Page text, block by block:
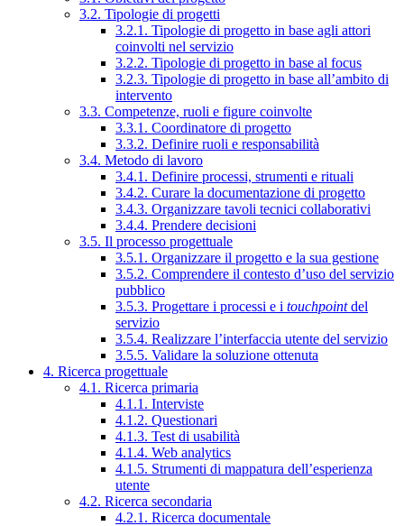
3.2. Tipologie di progetti
3.2.1. Tipologie di progetto in base agli attori
coinvolti nel servizio
3.2.2. Tipologie di progetto in base al focus
3.2.3. Tipologie di progetto in base all’ambito di
intervento
3.3. Competenze, ruoli e figure coinvolte
3.3.1. Coordinatore di progetto
3.3.2. Definire ruoli e responsabilità
3.4. Metodo di lavoro
3.4.1. Definire processi, strumenti e rituali
3.4.2. Curare la documentazione di progetto
3.4.3. Organizzare tavoli tecnici collaborativi
3.4.4. Prendere decisioni
3.5. Il processo progettuale
3.5.1. Organizzare il progetto e la sua gestione
3.5.2. Comprendere il contesto d’uso del servizio
pubblico
3.5.3. Progettare i processi e i touchpointdel
servizio
3.5.4. Realizzare l’interfaccia utente del servizio
3.5.5. Validare la soluzione ottenuta
4. Ricerca progettuale
4.1. Ricerca primaria
4.1.1. Interviste
4.1.2. Questionari
4.1.3. Test di usabilità
4.1.4. Web analytics
4.1.5. Strumenti di mappatura dell’esperienza
utente
4.2. Ricerca secondaria
4.2.1. Ricerca documentale